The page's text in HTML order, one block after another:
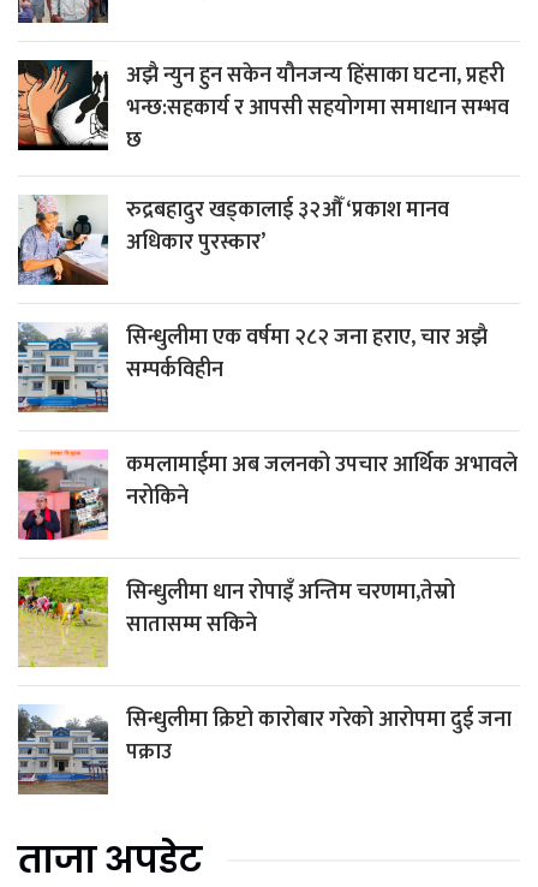
अझै न्युन हुन सकेन यौनजन्य हिंसाका घटना, प्रहरी
भन्छ:सहकार्य र आपसी सहयोगमा समाधान सम्भव
छ
रुद्रबहादुर खड्कालाई ३२औँ ‘प्रकाश मानव
अधिकार पुरस्कार’
सिन्धुलीमा एक वर्षमा २८२ जना हराए, चार अझै
सम्पर्कविहीन
कमलामाईमा अब जलनको उपचार आर्थिक अभावले
नरोकिने
सिन्धुलीमा धान रोपाइँ अन्तिम चरणमा,तेस्रो
सातासम्म सकिने
सिन्धुलीमा क्रिप्टो कारोबार गरेको आरोपमा दुई जना
पक्राउ
ताजा अपडेट